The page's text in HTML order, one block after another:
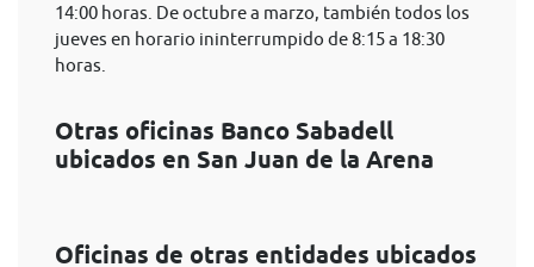
14:00 horas. De octubre a marzo, también todos los
jueves en horario ininterrumpido de 8:15 a 18:30
horas.
Otras oficinas Banco Sabadell
ubicados en San Juan de la Arena
Oficinas de otras entidades ubicados